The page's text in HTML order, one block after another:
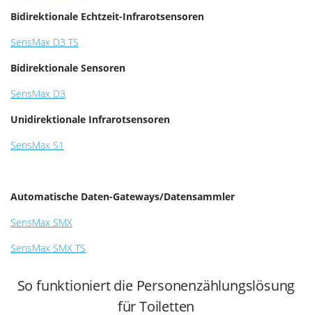
Bidirektionale Echtzeit-Infrarotsensoren
SensMax D3 TS
Bidirektionale Sensoren
SensMax D3
Unidirektionale Infrarotsensoren
SensMax S1
Automatische Daten-Gateways/Datensammler
SensMax SMX
SensMax SMX TS
So funktioniert die Personenzählungslösung
für Toiletten